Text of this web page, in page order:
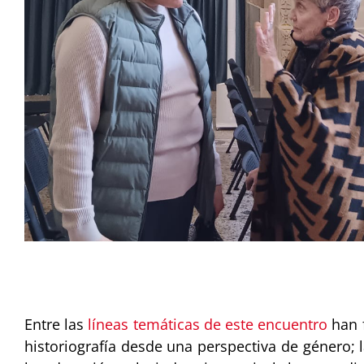
Entre las líneas temáticas de este encuentro han
historiografía desde una perspectiva de